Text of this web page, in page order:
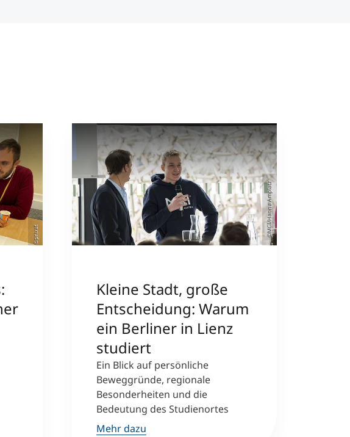
©privat ©MCI/Hanna Amplatz
Kleine Stadt, große
Entscheidung: Warum
ein Berliner in Lienz
studiert
Ein Blick auf persönliche
Beweggründe, regionale
Besonderheiten und die
Bedeutung des Studienortes
Mehr dazu